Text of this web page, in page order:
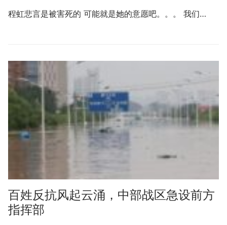
程虹悲言是被害死的 可能就是她的意愿吧。。。 我们…
百姓反抗风起云涌，中部战区急设前方
指挥部